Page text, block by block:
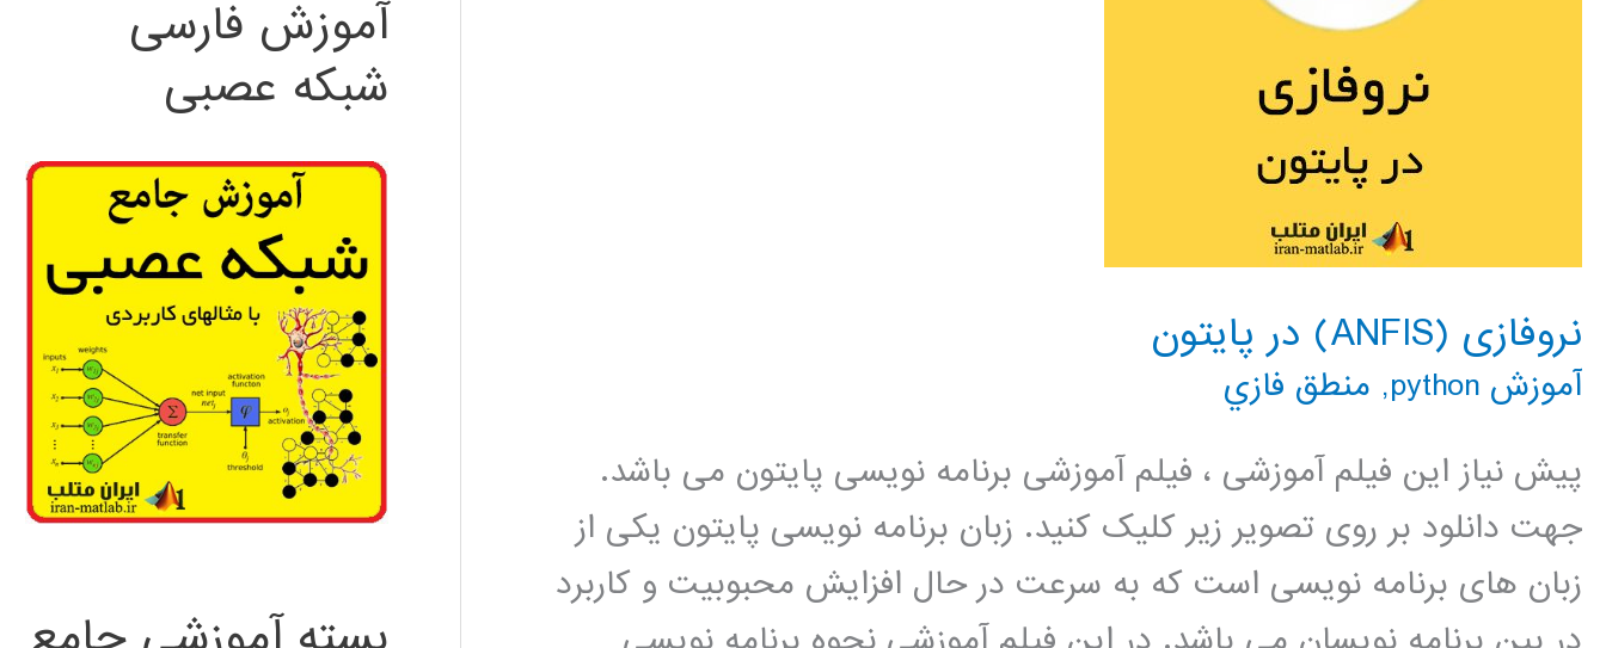
نروفازی (ANFIS) در پایتون
آموزش python , منطق فازي
پیش نیاز این فیلم آموزشی ، فیلم آموزشی برنامه نویسی پایتون می باشد.
جهت دانلود بر روی تصویر زیر کلیک کنید. زبان برنامه نویسی پایتون یکی از
زبان های برنامه نویسی است که به سرعت در حال افزایش محبوبیت و کاربرد
آموزش فارسی
شبکه عصبی